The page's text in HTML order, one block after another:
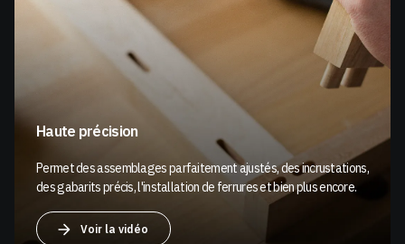
Haute précision
Permet des assemblages parfaitement ajustés, des incrustations,
des gabarits précis, l'installation de ferrures et bien plus encore.
Voir la vidéo